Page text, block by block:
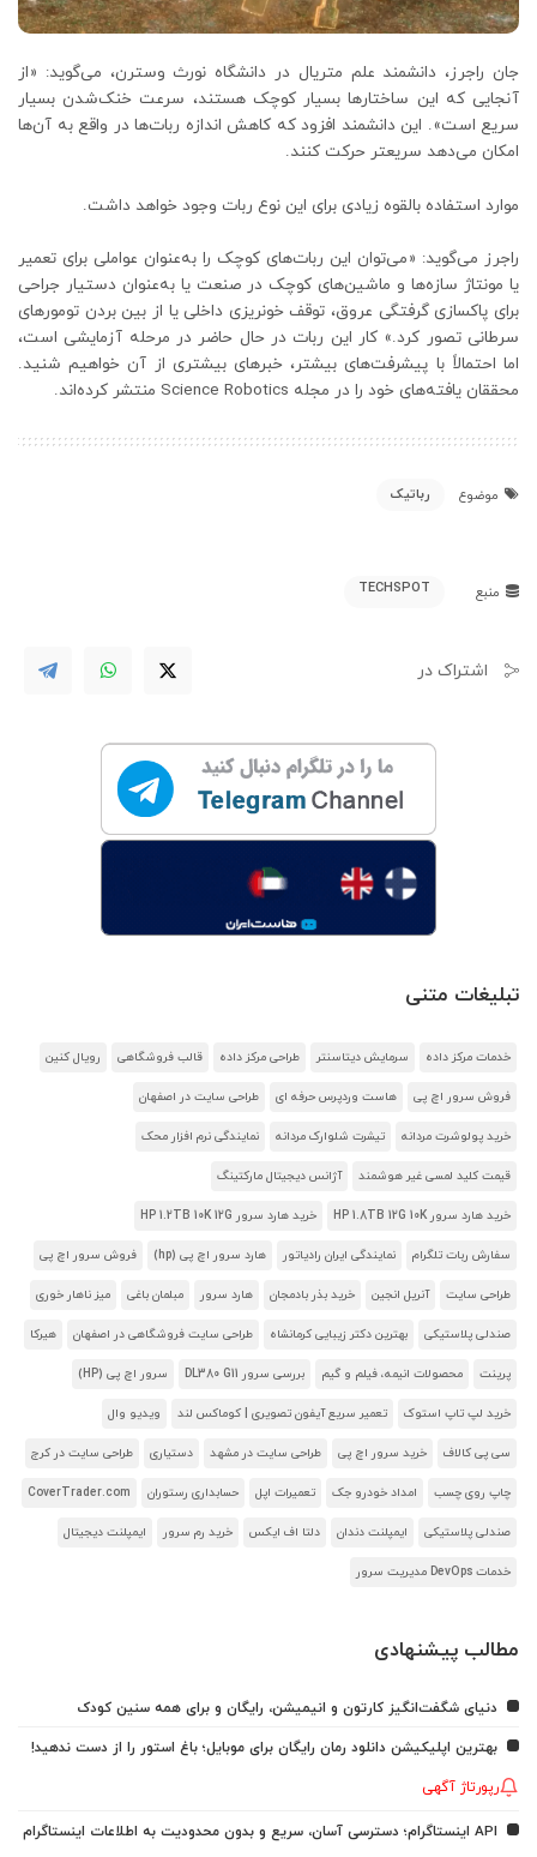
جان راجرز، دانشمند علم متریال در دانشگاه نورث وسترن، می‌گوید: «از
آنجایی که این ساختارها بسیار کوچک هستند، سرعت خنک‌شدن بسیار
سریع است». این دانشمند افزود که کاهش اندازه ربات‌ها در واقع به آن‌ها
امکان می‌دهد سریعتر حرکت کنند.
موارد استفاده بالقوه زیادی برای این نوع ربات وجود خواهد داشت.
راجرز می‌گوید: «می‌توان این ربات‌های کوچک را به‌عنوان عواملی برای تعمیر
یا مونتاژ سازه‌ها و ماشین‌های کوچک در صنعت یا به‌عنوان دستیار جراحی
برای پاکسازی گرفتگی عروق، توقف خونریزی داخلی یا از بین بردن تومورهای
سرطانی تصور کرد.» کار این ربات در حال حاضر در مرحله آزمایشی است،
اما احتمالاً با پیشرفت‌های بیشتر، خبرهای بیشتری از آن خواهیم شنید.
محققان یافته‌های خود را در مجله Science Robotics منتشر کرده‌اند.
موضوع رباتیک
منبع TECHSPOT
اشتراک در
تبلیغات متنی
خدمات مرکز داده سرمایش دیتاسنتر طراحی مرکز داده قالب فروشگاهی رویال کنین
فروش سرور اچ پی هاست وردپرس حرفه ای طراحی سایت در اصفهان
خرید پولوشرت مردانه تیشرت شلوارک مردانه نمایندگی نرم افزار محک
قیمت کلید لمسی غیر هوشمند آژانس دیجیتال مارکتینگ
خرید هارد سرور HP 1.8TB 12G 10K خرید هارد سرور HP 1.2TB 10K 12G
سفارش ربات تلگرام نمایندگی ایران رادیاتور هارد سرور اچ پی (hp) فروش سرور اچ پی
طراحی سایت آنریل انجین خرید بذر بادمجان هارد سرور مبلمان باغی میز ناهار خوری
صندلی پلاستیکی بهترین دکتر زیبایی کرمانشاه طراحی سایت فروشگاهی در اصفهان هیرکا
پرینت محصولات انیمه، فیلم و گیم بررسی سرور DL380 G11 سرور اچ پی (HP)
خرید لپ تاپ استوک تعمیر سریع آیفون تصویری | کوماکس لند ویدیو وال
سی پی کالاف خرید سرور اچ پی طراحی سایت در مشهد دستیاری طراحی سایت در کرج
چاپ روی چسب امداد خودرو جک تعمیرات اپل حسابداری رستوران CoverTrader.com
صندلی پلاستیکی ایمپلنت دندان دلتا اف ایکس خرید رم سرور ایمپلنت دیجیتال
خدمات DevOps مدیریت سرور
مطالب پیشنهادی
دنیای شگفت‌انگیز کارتون و انیمیشن، رایگان و برای همه سنین کودک
بهترین اپلیکیشن دانلود رمان رایگان برای موبایل؛ باغ استور را از دست ندهید!
رپورتاژ آگهی
API اینستاگرام؛ دسترسی آسان، سریع و بدون محدودیت به اطلاعات اینستاگرام